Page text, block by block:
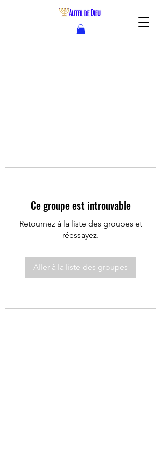
Ce groupe est introuvable
Retournez à la liste des groupes et
réessayez.
Aller à la liste des groupes